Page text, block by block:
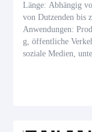
Länge: Abhängig
von Dutzenden bis
Anwendungen:
g, öffentliche
soziale Medien,